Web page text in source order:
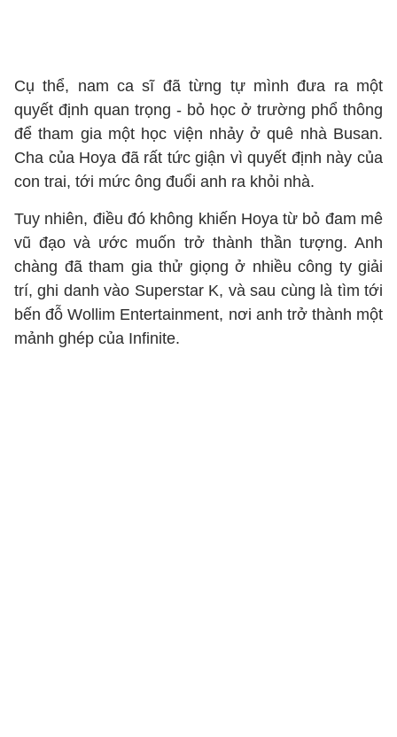
Cụ thể, nam ca sĩ đã từng tự mình đưa ra một
quyết định quan trọng - bỏ học ở trường phổ thông
để tham gia một học viện nhảy ở quê nhà Busan.
Cha của Hoya đã rất tức giận vì quyết định này của
con trai, tới mức ông đuổi anh ra khỏi nhà.
Tuy nhiên, điều đó không khiến Hoya từ bỏ đam mê
vũ đạo và ước muốn trở thành thần tượng. Anh
chàng đã tham gia thử giọng ở nhiều công ty giải
trí, ghi danh vào Superstar K, và sau cùng là tìm tới
bến đỗ Wollim Entertainment, nơi anh trở thành một
mảnh ghép của Infinite.